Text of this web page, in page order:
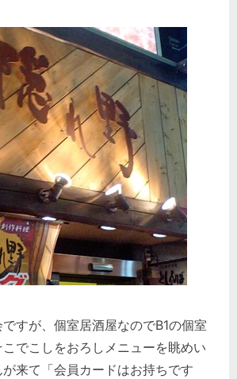
すが、個室居酒屋なのでB1の個室
でこしをおろしメニューを眺めい
来て「会員カードはお持ちです